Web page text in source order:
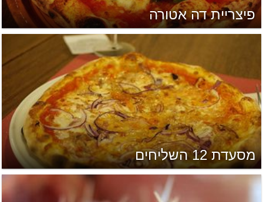
פיצריית דה אטורה
מסעדת 12 השליחים